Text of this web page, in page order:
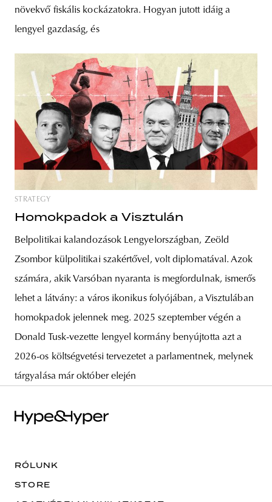
növekvő fiskális kockázatokra. Hogyan jutott idáig a
lengyel gazdaság, és
STRATEGY
Homokpadok a Visztulán
Belpolitikai kalandozások Lengyelországban, Zeöld
Zsombor külpolitikai szakértővel, volt diplomatával. Azok
számára, akik Varsóban nyaranta is megfordulnak, ismerős
lehet a látvány: a város ikonikus folyójában, a Visztulában
homokpadok jelennek meg. 2025 szeptember végén a
Donald Tusk-vezette lengyel kormány benyújtotta azt a
2026-os költségvetési tervezetet a parlamentnek, melynek
tárgyalása már október elején
RÓLUNK
STORE